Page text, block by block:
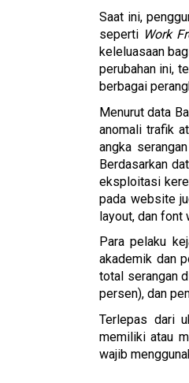
Saat ini,
seperti Work
keleluasaan
perubahan ini,
berbagai
Menurut data
anomali trafik
angka
Berdasarkan
eksploitasi
pada website
layout, dan
Para pelaku
akademik dan
total serangan
persen), dan
Terlepas dari
memiliki atau
wajib